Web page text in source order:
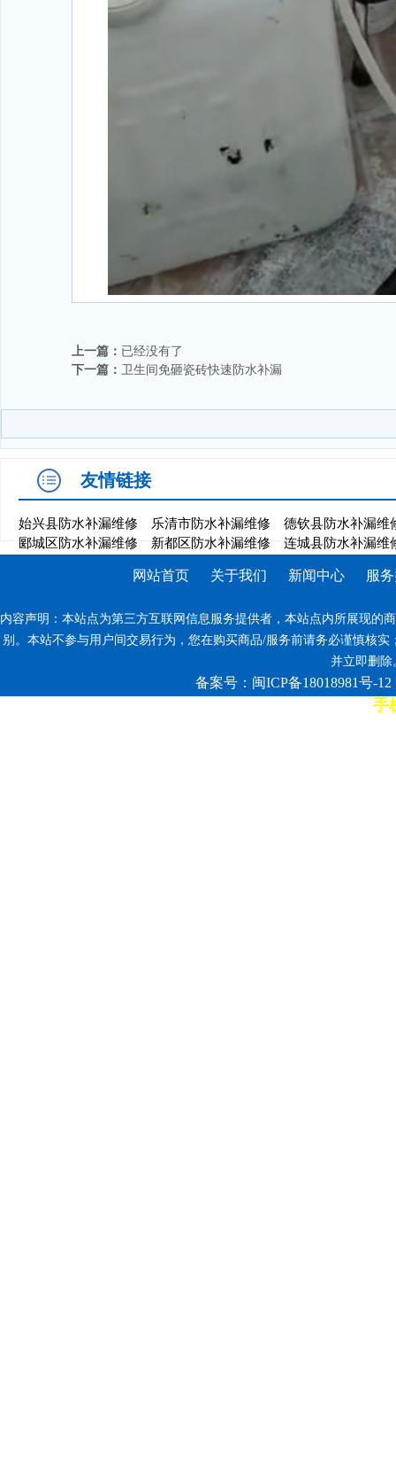
上一篇： 已经没有了
下一篇： 卫生间免砸瓷砖快速防水补漏
友情链接
始兴县防水补漏维修 乐清市防水补漏维修
德钦县防水补漏维
郾城区防水补漏维修
新都区防水补漏维修 连城县防水补漏维
网站首页 关于我们 新闻中心 服
内容声明：本站点为第三方互联网信息服务提供者，本站点内所展现的
别。本站不参与用户间交易行为，您在购买商品/服务前请务必谨慎核
并立即删除
备案号：闽ICP备18018981号-12
7*12小时客服热线: 康师傅手